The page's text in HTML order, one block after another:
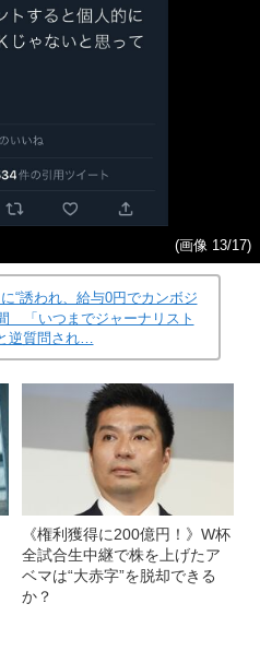
(画像 13/17)
“誘われ、給与0円でカンボジ
「いつまでジャーナリスト
逆質問され…
《権利獲得に200億円！》W杯
全試合生中継で株を上げたア
ベマは“大赤字”を脱却できる
か？